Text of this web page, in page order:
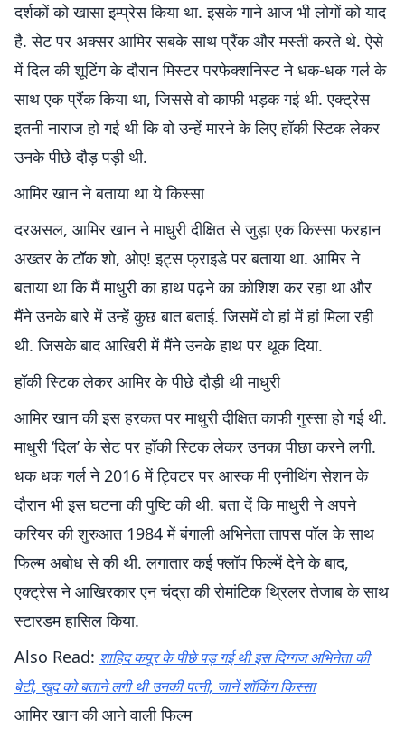
दर्शकों को खासा इम्प्रेस किया था. इसके गाने आज भी लोगों को याद
है. सेट पर अक्सर आमिर सबके साथ प्रैंक और मस्ती करते थे. ऐसे
में दिल की शूटिंग के दौरान मिस्टर परफेक्शनिस्ट ने धक-धक गर्ल के
साथ एक प्रैंक किया था, जिससे वो काफी भड़क गई थी. एक्ट्रेस
इतनी नाराज हो गई थी कि वो उन्हें मारने के लिए हॉकी स्टिक लेकर
उनके पीछे दौड़ पड़ी थी.
आमिर खान ने बताया था ये किस्सा
दरअसल, आमिर खान ने माधुरी दीक्षित से जुड़ा एक किस्सा फरहान
अख्तर के टॉक शो, ओए! इट्स फ्राइडे पर बताया था. आमिर ने
बताया था कि मैं माधुरी का हाथ पढ़ने का कोशिश कर रहा था और
मैंने उनके बारे में उन्हें कुछ बात बताई. जिसमें वो हां में हां मिला रही
थी. जिसके बाद आखिरी में मैंने उनके हाथ पर थूक दिया.
हॉकी स्टिक लेकर आमिर के पीछे दौड़ी थी माधुरी
आमिर खान की इस हरकत पर माधुरी दीक्षित काफी गुस्सा हो गई थी.
माधुरी ‘दिल’ के सेट पर हॉकी स्टिक लेकर उनका पीछा करने लगी.
धक धक गर्ल ने 2016 में ट्विटर पर आस्क मी एनीथिंग सेशन के
दौरान भी इस घटना की पुष्टि की थी. बता दें कि माधुरी ने अपने
करियर की शुरुआत 1984 में बंगाली अभिनेता तापस पॉल के साथ
फिल्म अबोध से की थी. लगातार कई फ्लॉप फिल्में देने के बाद,
एक्ट्रेस ने आखिरकार एन चंद्रा की रोमांटिक थ्रिलर तेजाब के साथ
स्टारडम हासिल किया.
Also Read: शाहिद कपूर के पीछे पड़ गई थी इस दिग्गज अभिनेता की
बेटी, खुद को बताने लगी थी उनकी पत्नी, जानें शॉकिंग किस्सा
आमिर खान की आने वाली फिल्म